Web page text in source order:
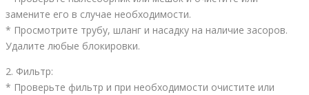
замените его в случае необходимости.
* Просмотрите трубу, шланг и насадку на наличие засоров.
Удалите любые блокировки.
2. Фильтр:
* Проверьте фильтр и при необходимости очистите или